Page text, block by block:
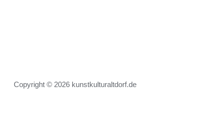
Copyright © 2026 kunstkulturaltdorf.de